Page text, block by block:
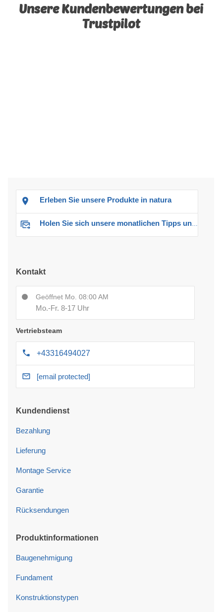
Unsere Kundenbewertungen bei
Trustpilot
Erleben Sie unsere Produkte in natura
Holen Sie sich unsere monatlichen Tipps und Angebote
Kontakt
Geöffnet Mo. 08:00 AM
Mo.-Fr. 8-17 Uhr
Vertriebsteam
+43316494027
[email protected]
Kundendienst
Bezahlung
Lieferung
Montage Service
Garantie
Rücksendungen
Produktinformationen
Baugenehmigung
Fundament
Konstruktionstypen